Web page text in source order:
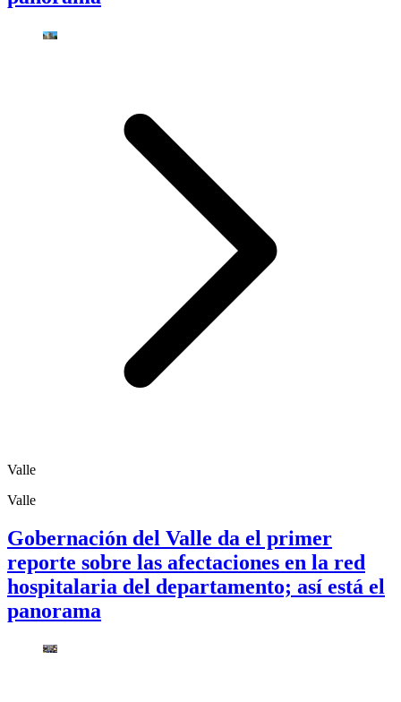
Valle
Valle
Gobernación del Valle da el primer
reporte sobre las afectaciones en la red
hospitalaria del departamento; así está el
panorama